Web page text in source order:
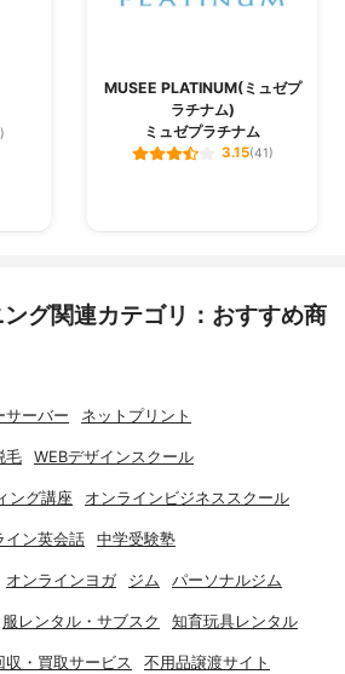
MUSEE PLATINUM(ミュゼプ
ラチナム)
ミュゼプラチナム
3.15(41)
グ関連カテゴリ：おすすめ商
サーバー ネットプリント
毛 WEBデザインスクール
ング講座 オンラインビジネススクール
イン英会話 中学受験塾
オンラインヨガ ジム パーソナルジム
服レンタル・サブスク 知育玩具レンタル
収・買取サービス 不用品譲渡サイト